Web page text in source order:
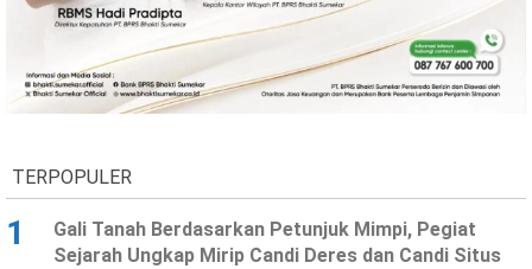
TERPOPULER
1
Gali Tanah Berdasarkan Petunjuk Mimpi, Pegiat
Sejarah Ungkap Mirip Candi Deres dan Candi Situs